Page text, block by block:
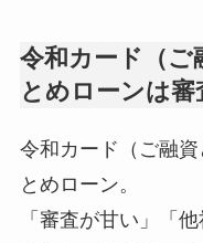
令和カード（ご
とめローンは審
令和カード（ご融
とめローン。
「審査が甘い」「